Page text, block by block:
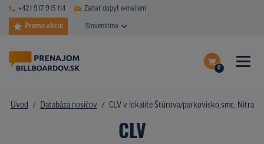
+421 917 915 114 Zadať dopyt e-mailem
Promo akcie Slovenština
0
Dokončiť dopyt
Zobraziť nosiče na mape
DATABÁZA NOSIČOV
PLOCHY V AKCII
Úvod Databáza nosičov CLV v lokalite Štúrova/parkovisko,smc, Nitra
CLV